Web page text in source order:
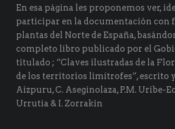
En esa página les proponemos ver,
participar en la documentación con
plantas del Norte de España,
completo libro publicado por el
titulado ; “Claves ilustradas de la
de los territorios limítrofes“, escrito
Aizpuru, C. Aseginolaza, P.M. Uribe-
Urrutia & I. Zorrakin